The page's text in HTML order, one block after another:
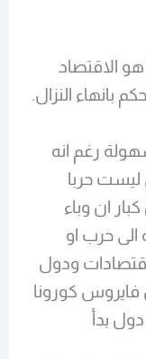
الاقتصاد
بانهاء النزال.
رغم انه
ليست حربا
ان وباء
الى حرب او
ودول
فايروس كورونا
بدأ